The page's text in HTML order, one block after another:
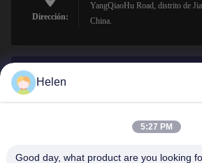
Dirección:
YangQiaoHu Road, distrito de
China.
El correo
Helen
5:27 PM
Good day, what product are you looking